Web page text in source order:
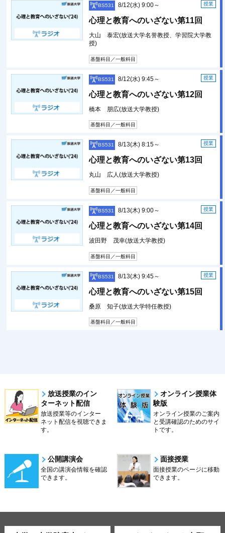
BS531 授業
8/12(水) 9:00～
心理と教育へのいざない第11回
大山 泰宏(放送大学名誉教授、学習院大学教
授)
基盤科目／一般科目
BS531 授業
8/12(水) 9:45～
心理と教育へのいざない第12回
橋本 朋広(放送大学教授)
基盤科目／一般科目
BS531 授業
8/13(木) 8:15～
心理と教育へのいざない第13回
丸山 広人(放送大学教授)
基盤科目／一般科目
BS531 授業
8/13(木) 9:00～
心理と教育へのいざない第14回
波田野 茂幸(放送大学教授)
基盤科目／一般科目
BS531 授業
8/13(木) 9:45～
心理と教育へのいざない第15回
桑原 知子(放送大学特任教授)
基盤科目／一般科目
放送授業のイン
ターネット配信
放送授業等のインター
ネット配信を視聴できま
す。
オンライン授業体
験版
オンライン授業のご案内
と受講確認のためのサイ
トです。
公開講演会
全国の講演会情報を確認
できます。
面接授業
面接授業のページに移動
できます。